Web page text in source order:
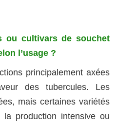
ou cultivars de souchet
l’usage ?
principalement axées
des tubercules. Les
mais certaines variétés
production intensive ou